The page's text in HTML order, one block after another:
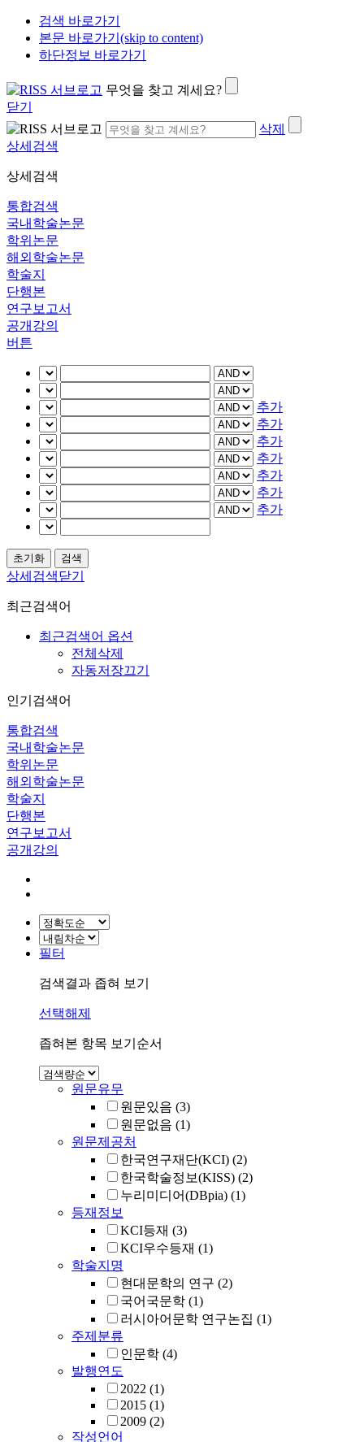
검색 바로가기
본문 바로가기(skip to content)
하단정보 바로가기
무엇을 찾고 계세요?
닫기
삭제
상세검색
상세검색
통합검색
국내학술논문
학위논문
해외학술논문
학술지
단행본
연구보고서
공개강의
버튼
추가
추가
추가
추가
추가
추가
추가
상세검색닫기
최근검색어
최근검색어 옵션
전체삭제
자동저장끄기
인기검색어
통합검색
국내학술논문
학위논문
해외학술논문
학술지
단행본
연구보고서
공개강의
필터
검색결과 좁혀 보기
선택해제
좁혀본 항목 보기순서
원문유무
원문있음 (3)
원문없음 (1)
원문제공처
한국연구재단(KCI) (2)
한국학술정보(KISS) (2)
누리미디어(DBpia) (1)
등재정보
KCI등재 (3)
KCI우수등재 (1)
학술지명
현대문학의 연구 (2)
국어국문학 (1)
러시아어문학 연구논집 (1)
주제분류
인문학 (4)
발행연도
2022 (1)
2015 (1)
2009 (2)
작성언어